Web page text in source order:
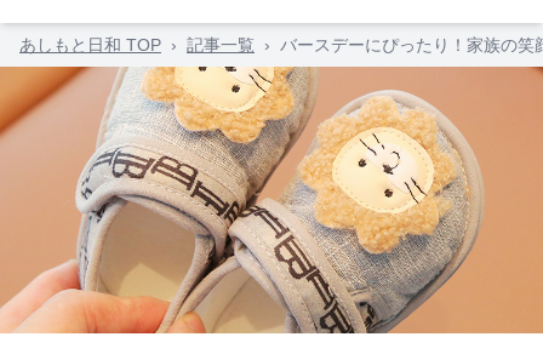
あしもと日和 TOP › 記事一覧 › バースデーにぴったり！家族の